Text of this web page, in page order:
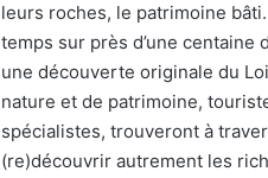
leurs roches, le patrimoine
temps sur près d’une centaine
une découverte originale du
nature et de patrimoine,
spécialistes, trouveront à
(re)découvrir autrement les